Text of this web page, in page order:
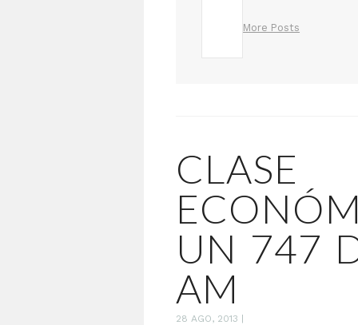
More Posts
CLASE
UN 747
AM
28 AGO, 2013 |